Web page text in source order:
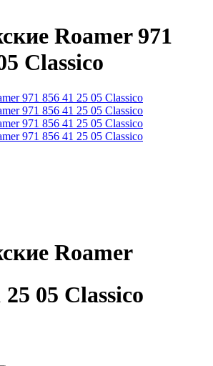
Roamer 971
Classico
Roamer
25 05 Classico